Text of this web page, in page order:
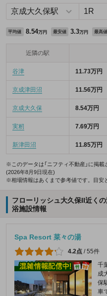
平均値 8.54万円 最安値 3.3万円 最高値
近隣の駅
谷津 11.73万円
京成津田沼 11.56万円
京成大久保 8.54万円
実籾 7.69万円
新津田沼 11.85万円
※このデータは「ニフティ不動産」に掲
(2026年8月9日現在)
※相場情報はあくまで参考値です。目安
フローリッシュ大久保II近く
浴施設情報
Spa Resort 菜々の湯
4.2点 /55件
千
成
保
車